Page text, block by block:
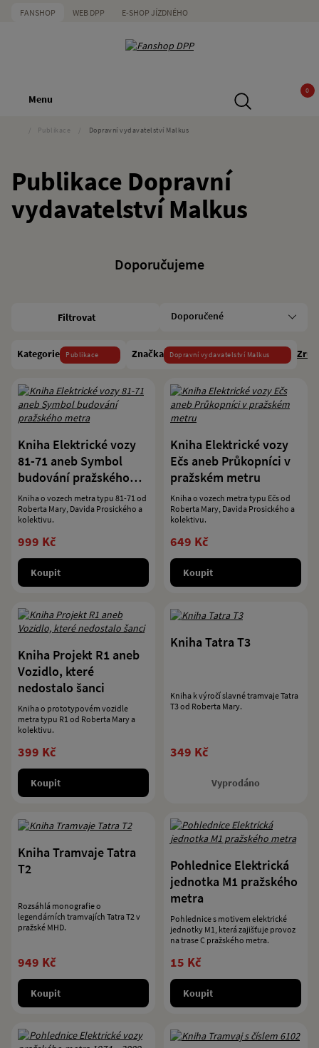
FANSHOP WEB DPP E-SHOP JÍZDNÉHO
Menu
0
Publikace Dopravní vydavatelství Malkus
Publikace Dopravní
vydavatelství Malkus
Doporučujeme
Filtrovat
Kategorie Publikace Značka Dopravní vydavatelství Malkus
Kniha Elektrické vozy
81-71 aneb Symbol
budování pražského
metra
Kniha o vozech metra typu 81-71 od
Roberta Mary, Davida Prosického a
kolektivu.
999 Kč
Koupit
Kniha Elektrické vozy
Ečs aneb Průkopníci v
pražském metru
Kniha o vozech metra typu Ečs od
Roberta Mary, Davida Prosického a
kolektivu.
649 Kč
Koupit
Kniha Projekt R1 aneb
Vozidlo, které
nedostalo šanci
Kniha o prototypovém vozidle
metra typu R1 od Roberta Mary a
kolektivu.
399 Kč
Koupit
Kniha Tatra T3
Kniha k výročí slavné tramvaje Tatra
T3 od Roberta Mary.
349 Kč
Vyprodáno
Kniha Tramvaje Tatra
T2
Rozsáhlá monografie o
legendárních tramvajích Tatra T2 v
pražské MHD.
949 Kč
Koupit
Pohlednice Elektrická
jednotka M1 pražského
metra
Pohlednice s motivem elektrické
jednotky M1, která zajišťuje provoz
na trase C pražského metra.
15 Kč
Koupit